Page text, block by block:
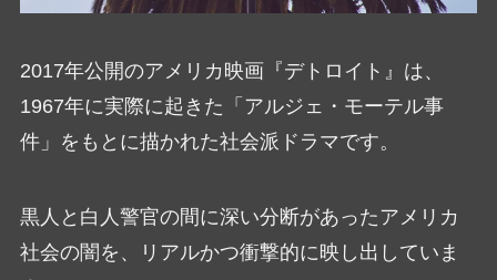
2017年公開のアメリカ映画『デトロイト』は、
1967年に実際に起きた「アルジェ・モーテル事
件」をもとに描かれた社会派ドラマです。
黒人と白人警官の間に深い分断があったアメリカ
社会の闇を、リアルかつ衝撃的に映し出していま